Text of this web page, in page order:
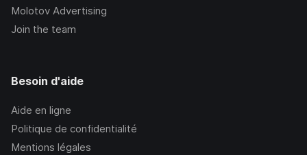
Molotov Advertising
Join the team
Besoin d'aide
Aide en ligne
Politique de confidentialité
Mentions légales